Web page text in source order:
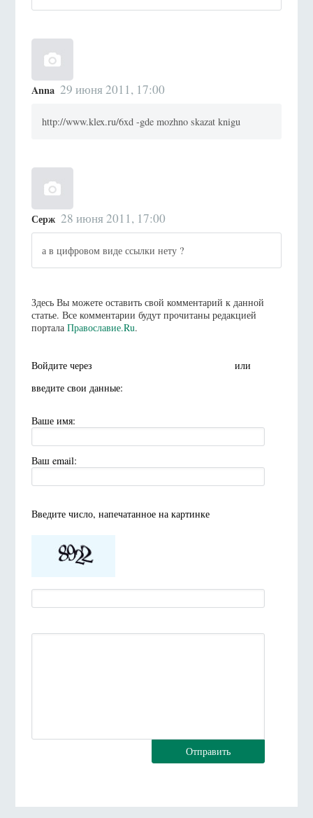
Anna 29 июня 2011, 17:00
http://www.klex.ru/6xd -gde mozhno skazat knigu
Серж 28 июня 2011, 17:00
а в цифровом виде ссылки нету ?
Здесь Вы можете оставить свой комментарий к данной
статье. Все комментарии будут прочитаны редакцией
портала Православие.Ru.
Войдите через
или
введите свои данные:
Ваше имя:
Ваш email:
Введите число, напечатанное на картинке
Отправить